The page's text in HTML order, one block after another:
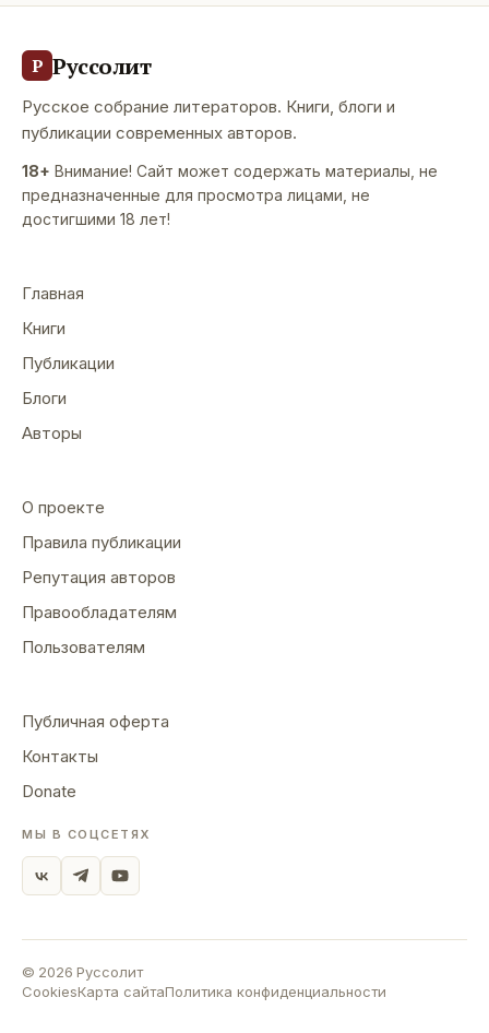
Р Руссолит
Русское собрание литераторов. Книги, блоги и
публикации современных авторов.
18+ Внимание! Сайт может содержать материалы, не
предназначенные для просмотра лицами, не
достигшими 18 лет!
Главная
Книги
Публикации
Блоги
Авторы
О проекте
Правила публикации
Репутация авторов
Правообладателям
Пользователям
Публичная оферта
Контакты
Donate
МЫ В СОЦСЕТЯХ
© 2026 Руссолит
CookiesКарта сайтаПолитика конфиденциальности